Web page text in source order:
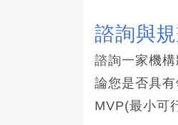
諮詢與規
諮詢一家機
論您是否具
MVP(最小可